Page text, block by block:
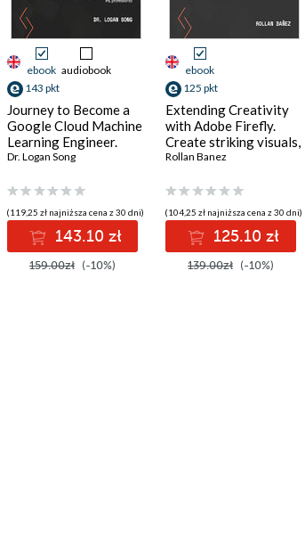
ebook audiobook
143 pkt
Journey to Become a
Google Cloud Machine
Learning Engineer.
Build the mind and
Certified ML
professional
Dr. Logan Song
(119,25 zł najniższa cena z 30 dni)
143.10 zł
159.00zł (-10%)
ebook
125 pkt
Extending Creativity
with Adobe Firefly.
Create striking visuals,
add text effects, and
faster with text
prompts
Rollan Banez
(104,25 zł najniższa cena z 30 dni)
125.10 zł
139.00zł (-10%)